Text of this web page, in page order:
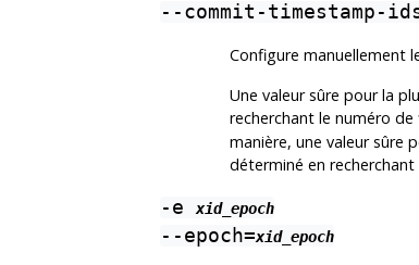
--commit-timestamp-
Configure manuellement
Une valeur sûre pour la
recherchant le numéro
manière, une valeur
déterminé en
-exid_epoch
--epoch=xid_epoch